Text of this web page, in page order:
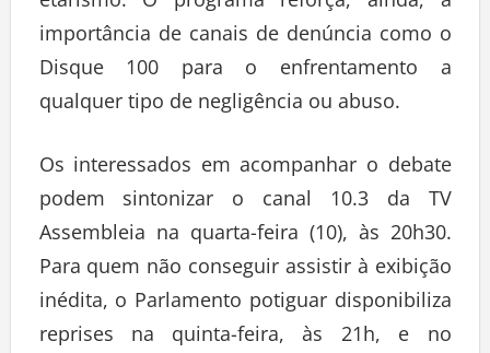
importância de canais de denúncia como o
Disque 100 para o enfrentamento a
qualquer tipo de negligência ou abuso.
Os interessados em acompanhar o debate
podem sintonizar o canal 10.3 da TV
Assembleia na quarta-feira (10), às 20h30.
Para quem não conseguir assistir à exibição
inédita, o Parlamento potiguar disponibiliza
reprises na quinta-feira, às 21h, e no